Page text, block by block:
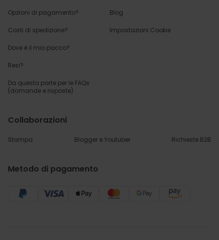
Opzioni di pagamento?
Costi di spedizione?
Dove è il mio pacco?
Resi?
Da questa parte per le FAQs
(domande e risposte)
Blog
Impostazioni Cookie
Collaborazioni
Stampa Blogger e Youtuber Richieste B2B
Metodo di pagamento